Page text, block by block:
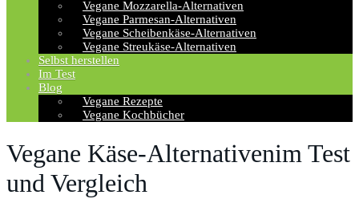
Vegane Mozzarella-Alternativen
Vegane Parmesan-Alternativen
Vegane Scheibenkäse-Alternativen
Vegane Streukäse-Alternativen
Selbst herstellen
Im Test
Blog
Vegane Rezepte
Vegane Kochbücher
Vegane Käse-Alternativenim Test
und Vergleich